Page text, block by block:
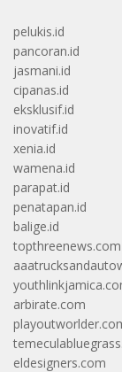
pelukis.id
pancoran.id
jasmani.id
cipanas.id
eksklusif.id
inovatif.id
xenia.id
wamena.id
parapat.id
penatapan.id
balige.id
topthreenews.com
arbirate.com
eldesigners.com